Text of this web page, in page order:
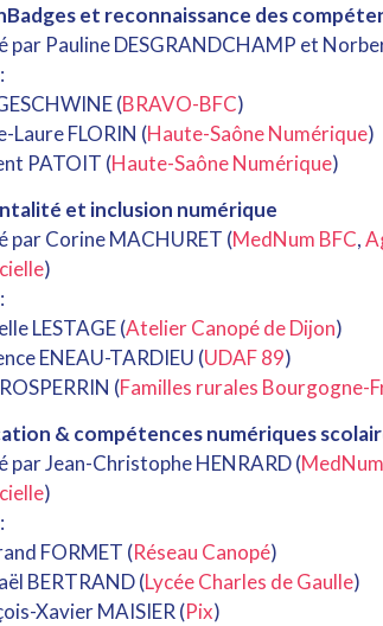
et reconnaissance des
par Pauline DESGRANDCHAMP et
(BRAVO-BFC)
Laure FLORIN (Haute-Saône Numérique)
PATOIT (Haute-Saône Numérique)
et inclusion numérique
par Corine MACHURET (MedNum BFC,
)
LESTAGE (Atelier Canopé de Dijon)
ENEAU-TARDIEU (UDAF 89)
(Familles rurales Bourgogne-
& compétences numériques
par Jean-Christophe HENRARD (
)
FORMET (Réseau Canopé)
BERTRAND (Lycée Charles de Gaulle)
Xavier MAISIER (Pix)